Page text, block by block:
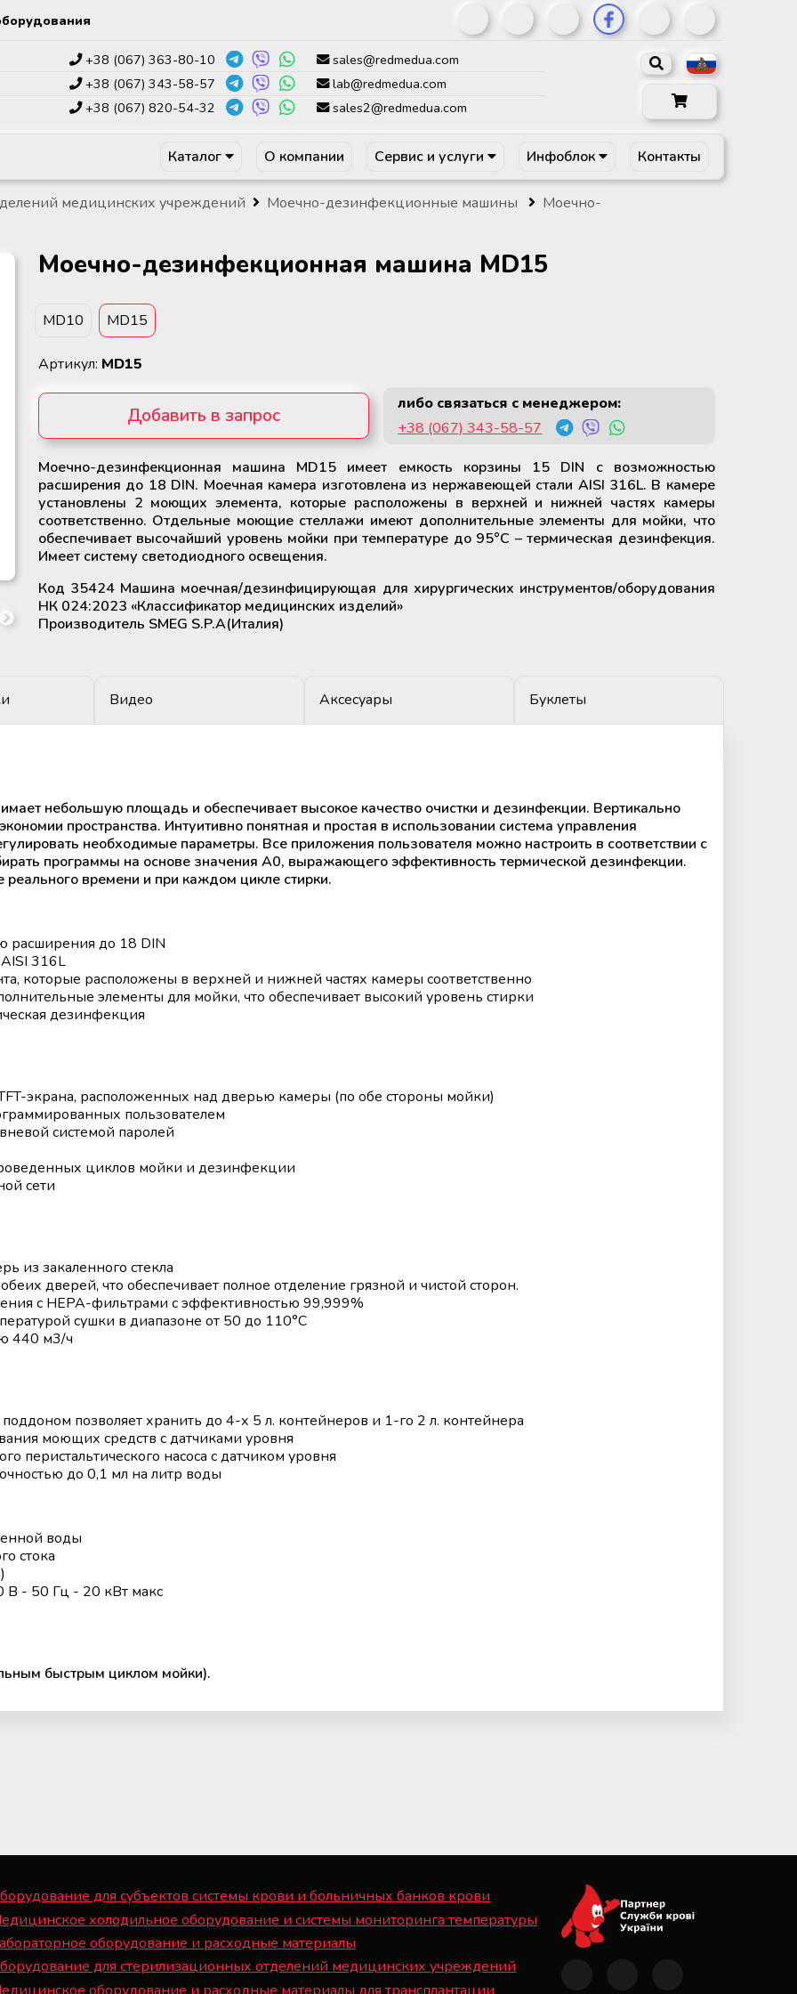
+38 (067) 363-80-10
sales@redmedua.com
+38 (067) 343-58-57
lab@redmedua.com
+38 (067) 820-54-32 sales2@redmedua.com
Каталог О компании Сервис и услуги Инфоблок Контакты
медицинских учреждений Моечно-дезинфекционные машины
Моечно-
Моечно-дезинфекционная машина MD15
MD10 MD15
Артикул: MD15
Добавить в запрос
Убрать из запроса
либо связаться с менеджером:
+38 (067) 343-58-57
Моечно-дезинфекционная машина MD15 имеет емкость корзины 15 DIN с возможностью
расширения до 18 DIN. Моечная камера изготовлена из нержавеющей стали AISI 316L. В камере
установлены 2 моющих элемента, которые расположены в верхней и нижней частях камеры
соответственно. Отдельные моющие стеллажи имеют дополнительные элементы для мойки, что
обеспечивает высочайший уровень мойки при температуре до 95°C – термическая дезинфекция.
Имеет систему светодиодного освещения.
Код 35424 Машина моечная/дезинфицирующая для хирургических инструментов/оборудования
НК 024:2023 «Классификатор медицинских изделий»
Производитель SMEG S.P.A(Италия)
Видео Аксесуары Буклеты
небольшую площадь и обеспечивает высокое качество очистки и дезинфекции. Вертикально
пространства. Интуитивно понятная и простая в использовании система управления
необходимые параметры. Все приложения пользователя можно настроить в соответствии с
программы на основе значения А0, выражающего эффективность термической дезинфекции.
времени и при каждом цикле стирки.
расширения до 18 DIN
316L
которые расположены в верхней и нижней частях камеры соответственно
элементы для мойки, что обеспечивает высокий уровень стирки
дезинфекция
экрана, расположенных над дверью камеры (по обе стороны мойки)
пользователем
системой паролей
циклов мойки и дезинфекции
сети
из закаленного стекла
дверей, что обеспечивает полное отделение грязной и чистой сторон.
с HEPA-фильтрами с эффективностью 99,999%
сушки в диапазоне от 50 до 110°C
440 м3/ч
позволяет хранить до 4-х 5 л. контейнеров и 1-го 2 л. контейнера
моющих средств с датчиками уровня
перистальтического насоса с датчиком уровня
до 0,1 мл на литр воды
воды
стока
В - 50 Гц - 20 кВт макс
быстрым циклом мойки).
для субъектов системы крови и больничных банков крови
холодильное оборудование и системы мониторинга температуры
оборудование и расходные материалы
для стерилизационных отделений медицинских учреждений